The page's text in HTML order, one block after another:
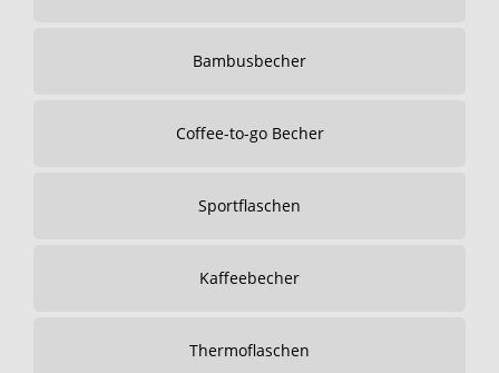
Bambusbecher
Coffee-to-go Becher
Sportflaschen
Kaffeebecher
Thermoflaschen